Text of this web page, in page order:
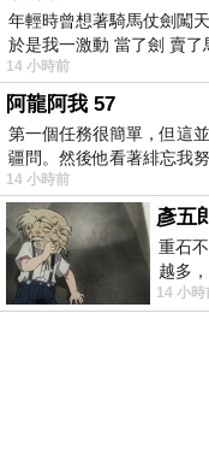
年輕時曾想著騎馬仗劍闖
於是我一激動 當了劍 賣
14 小時前
阿龍阿我 57
第一個任務很簡單，但這
疆問。然後他看著緋忘我
14 小時前
彥五
重石
越多
習慣
14 小時